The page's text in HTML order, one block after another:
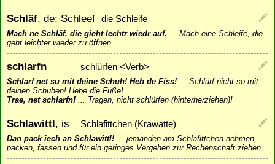
Schläf, de; Schleef die Schleife
Mach ne Schläf, die gieht lechtr wiedr auf.
Mach eine Schleife, die
geht leichter wieder zu öffnen.
schlarfn schlürfen <Verb>
Schlarf net su mit deine Schuh! Heb de Fiss!
Schlürf nicht so mit
deinen Schuhen! Hebe die Füße!
Trae, net schlarfn!
Tragen, nicht schlürfen (hinterherziehen)!
Schlawittl, is Schlafittchen (Krawatte)
Dan pack iech an Schlawittl!
jemanden am Schlafittchen nehmen,
packen, fassen und für ein geringes Vergehen zur Rechenschaft ziehen